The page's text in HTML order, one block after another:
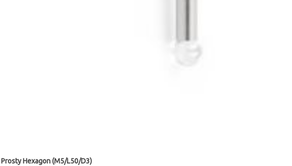
Hexagon (M5/L50/D3)